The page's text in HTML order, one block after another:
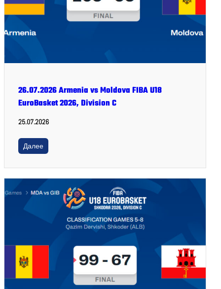
26.07.2026 Armenia vs Moldova FIBA U18
EuroBasket 2026, Division C
25.07.2026
Далее